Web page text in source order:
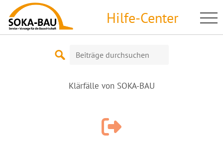
content
Hilfe-Center
Suche
Klärfälle von SOKA-BAU